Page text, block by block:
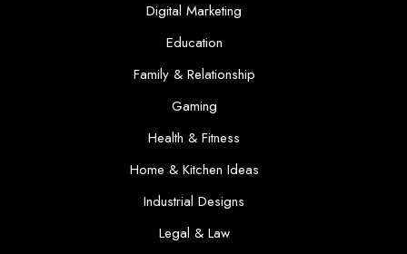
Digital Marketing
Education
Family & Relationship
Gaming
Health & Fitness
Home & Kitchen Ideas
Industrial Designs
Legal & Law